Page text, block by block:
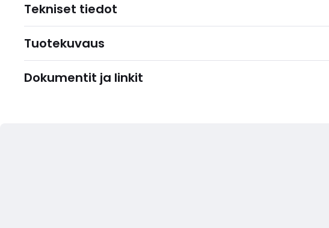
Tekniset tiedot
Tuotekuvaus
Dokumentit ja linkit